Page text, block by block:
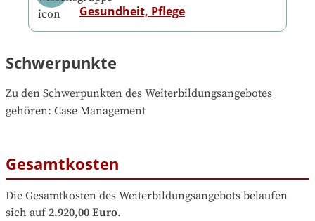
Gesundheit, Pflege
Schwerpunkte
Zu den Schwerpunkten des Weiterbildungsangebotes
gehören: Case Management
Gesamtkosten
Die Gesamtkosten des Weiterbildungsangebots belaufen
sich auf 2.920,00 Euro.